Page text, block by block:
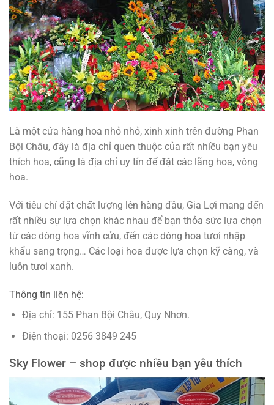
Là một cửa hàng hoa nhỏ nhỏ, xinh xinh trên đường Phan
Bội Châu, đây là địa chỉ quen thuộc của rất nhiều bạn yêu
thích hoa, cũng là địa chỉ uy tín để đặt các lãng hoa, vòng
hoa.
Với tiêu chí đặt chất lượng lên hàng đầu, Gia Lợi mang đến
rất nhiều sự lựa chọn khác nhau để bạn thỏa sức lựa chọn
từ các dòng hoa vĩnh cửu, đến các dòng hoa tươi nhập
khẩu sang trọng… Các loại hoa được lựa chọn kỹ càng, và
luôn tươi xanh.
Thông tin liên hệ:
Địa chỉ: 155 Phan Bội Châu, Quy Nhơn.
Điện thoại: 0256 3849 245
Sky Flower – shop được nhiều bạn yêu thích